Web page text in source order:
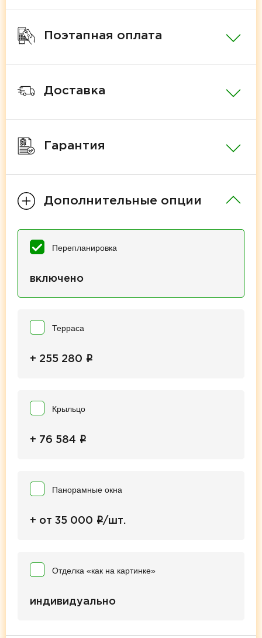
Поэтапная оплата
Доставка
Гарантия
Дополнительные опции
Перепланировка
включено
Терраса
+ 255 280 i
Крыльцо
+ 76 584 i
Панорамные окна
+ от 35 000 i/шт.
Отделка «как на картинке»
индивидуально